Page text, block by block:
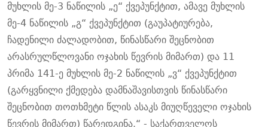
მუხლის მე-3 ნაწილის „ე“ ქვეპუნქტით, ამავე მუხლის
მე-4 ნაწილის „გ“ ქვეპუნქტით (გაუპატიურება,
ჩადენილი ძალადობით, წინასწარი შეცნობით
არასრულწლოვანი ოჯახის წევრის მიმართ) და 11
პრიმა 141-ე მუხლის მე-2 ნაწილის „ვ“ ქვეპუნქტით
(გარყვნილი ქმედება დამნაშავისთვის წინასწარი
შეცნობით თოთხმეტი წლის ასაკს მიუღწეველი ოჯახის
წევრის მიმართ) წარედგინა.“ - საქართველოს